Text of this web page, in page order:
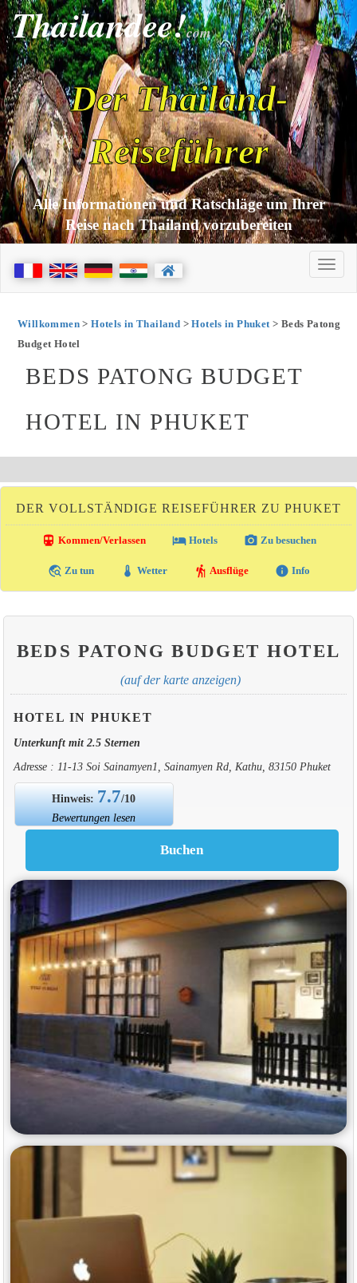
Thailandee!com
Der Thailand-
Reiseführer
Alle Informationen und Ratschläge um Ihrer
Reise nach Thailand vorzubereiten
Willkommen>Hotels in Thailand >Hotels in Phuket> Beds Patong
Budget Hotel
BEDS PATONG BUDGET
HOTEL IN PHUKET
DER VOLLSTÄNDIGE REISEFÜHRER ZU PHUKET
directions_transit Kommen/Verlassen local_hotelHotels photo_camera Zu besuchen
travel_explore Zu tun thermostat Wetter hiking Ausflüge info Info
BEDS PATONG BUDGET HOTEL
(auf der karte anzeigen)
HOTEL IN PHUKET
Unterkunft mit 2.5 Sternen
Adresse : 11-13 Soi Sainamyen1, Sainamyen Rd, Kathu, 83150 Phuket
Hinweis: 7.7/10
Bewertungen lesen